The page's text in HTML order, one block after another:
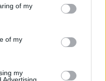
of my
of my
my
Brunson
de